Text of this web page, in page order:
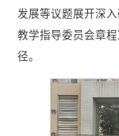
发展等议题展开深
教学指导委员会章
径。